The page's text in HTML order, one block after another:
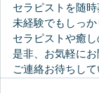
セラピストを随
未経験でもしっ
セラピストや癒
是非、お気軽に
ご連絡お待ちし